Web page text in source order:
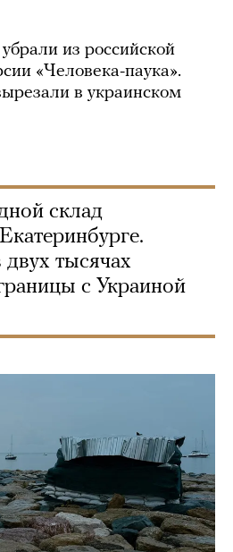
из российской
«Человека-паука».
в украинском
склад
тысячах
с Украиной